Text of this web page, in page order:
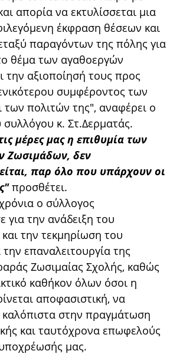
απορία να εκτυλίσσεται μια
έκφραση θέσεων και
παραγόντων της πόλης για
θέμα των αγαθοεργών
την αξιοποίησή τους προς
συμφέροντος των
των πολιτών της", αναφέρει ο
κ. Στ.Δερματάς.
μέρες μας η επιθυμία των
Ζωσιμάδων, δεν
παρ όλο που υπάρχουν οι
προσθέτει.
ο σύλλογος
για την ανάδειξη του
την τεκμηρίωση του
την επαναλειτουργία της
Ζωσιμαίας Σχολής, καθώς
καθήκον όλων όσοι η
αποφασιστική, να
στην πραγμάτωση
και ταυτόχρονα επωφελούς
μας.